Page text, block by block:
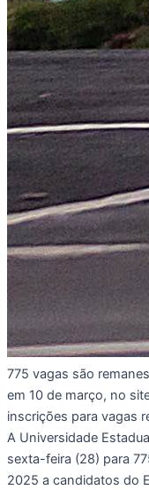
775 vagas são
em 10 de março, no
inscrições para vagas
A Universidade
sexta-feira (28) para
2025 a candidatos do